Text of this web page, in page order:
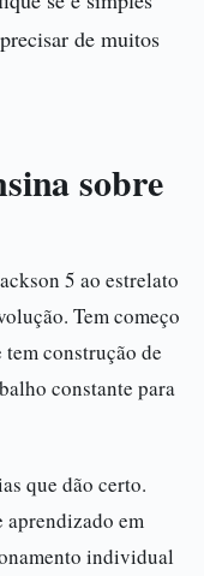
de muitos
sobre
5 ao estrelato
Tem começo
construção de
constante para
que dão certo.
aprendizado em
individual